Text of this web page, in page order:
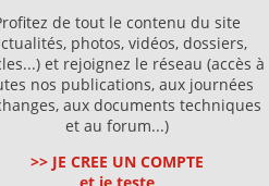
de tout le contenu du site
photos, vidéos, dossiers,
et rejoignez le réseau (accès à
nos publications, aux journées
aux documents techniques
et au forum...)
>> JE CREE UN COMPTE